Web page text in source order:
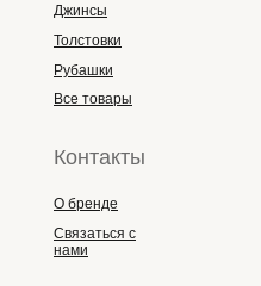
Джинсы
Толстовки
Рубашки
Все товары
О бренде
Связаться с
нами
Контакты